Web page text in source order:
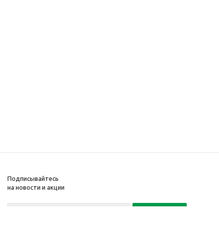
Подписывайтесь
на новости и акции